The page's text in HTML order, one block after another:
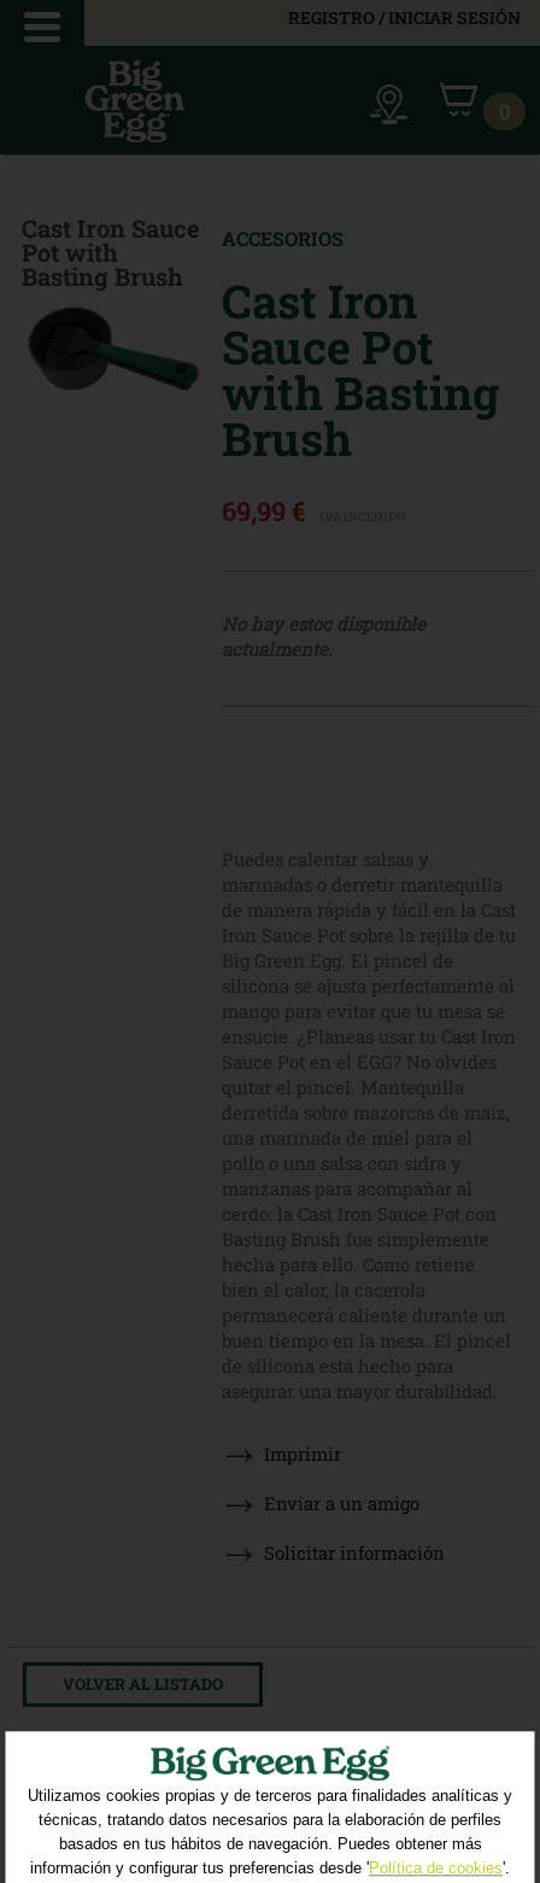
REGISTRO / INICIAR SESIÓN
0
Cast Iron Sauce
Pot with
Basting Brush
ACCESORIOS
Cast Iron
Sauce Pot
with Basting
Brush
69,99 €
No hay estoc disponible
actualmente.
Puedes calentar salsas y
marinadas o derretir mantequilla
de manera rápida y fácil en la Cast
Iron Sauce Pot sobre la rejilla de tu
Big Green Egg. El pincel de
silicona se ajusta perfectamente al
mango para evitar que tu mesa se
ensucie. ¿Planeas usar tu Cast Iron
Sauce Pot en el EGG? No olvides
quitar el pincel. Mantequilla
derretida sobre mazorcas de maíz,
una marinada de miel para el
pollo o una salsa con sidra y
manzanas para acompañar al
cerdo: la Cast Iron Sauce Pot con
Basting Brush fue simplemente
hecha para ello. Como retiene
bien el calor, la cacerola
permanecerá caliente durante un
buen tiempo en la mesa. El pincel
de silicona está hecho para
asegurar una mayor durabilidad.
Imprimir
Enviar a un amigo
Solicitar información
VOLVER AL LISTADO
Productos relacionados
Utilizamos cookies propias y de terceros para finalidades analíticas y
técnicas, tratando datos necesarios para la elaboración de perfiles
basados en tus hábitos de navegación. Puedes obtener más
información y configurar tus preferencias desde 'Política de cookies'.